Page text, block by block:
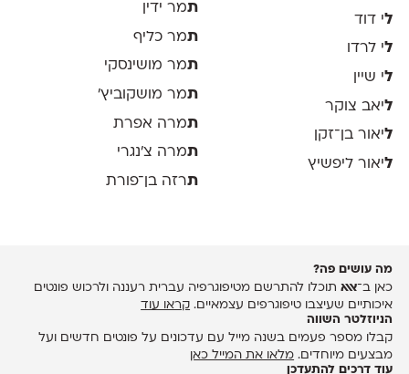
לי דוד
לי לרדו
לי שיין
ליאב צוקר
ליאור בן־זקן
ליאור ליפשיץ
תמר ידין
תמר כליף
תמר מושינסקי
תמר מושקוביץ'
תמרה אפרת
תמרה צ׳נגרי
תרזה בן־פורת
מה עושים פה?
כאן ב־אאאתוכלו להתרשם מטיפוגרפיה עברית רעננה ולרכוש פונטים
איכותיים שעיצבו טיפוגרפים עצמאיים. קראו עוד
הניוזלטר השווה
קבלו מספר פעמים בשנה מייל עם עדכונים על פונטים חדשים ועל
מבצעים מיוחדים. מלאו את המייל כאן
עוד דרכים להתעדכן